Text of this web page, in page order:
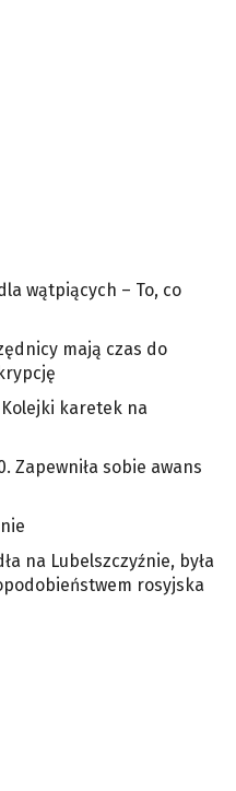
wątpiących – To, co
mają czas do
Kolejki karetek na
Zapewniła sobie awans
na Lubelszczyźnie, była
rosyjska